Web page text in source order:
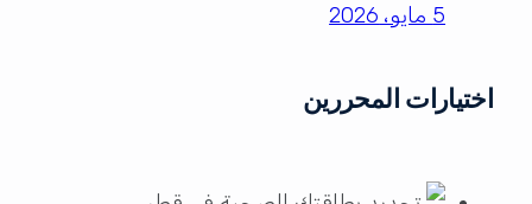
5 مايو، 2026
اختيارات المحررين